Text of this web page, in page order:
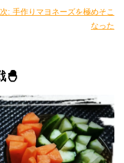
次: 手作りマヨネーズを極めそこ
なった
🐣